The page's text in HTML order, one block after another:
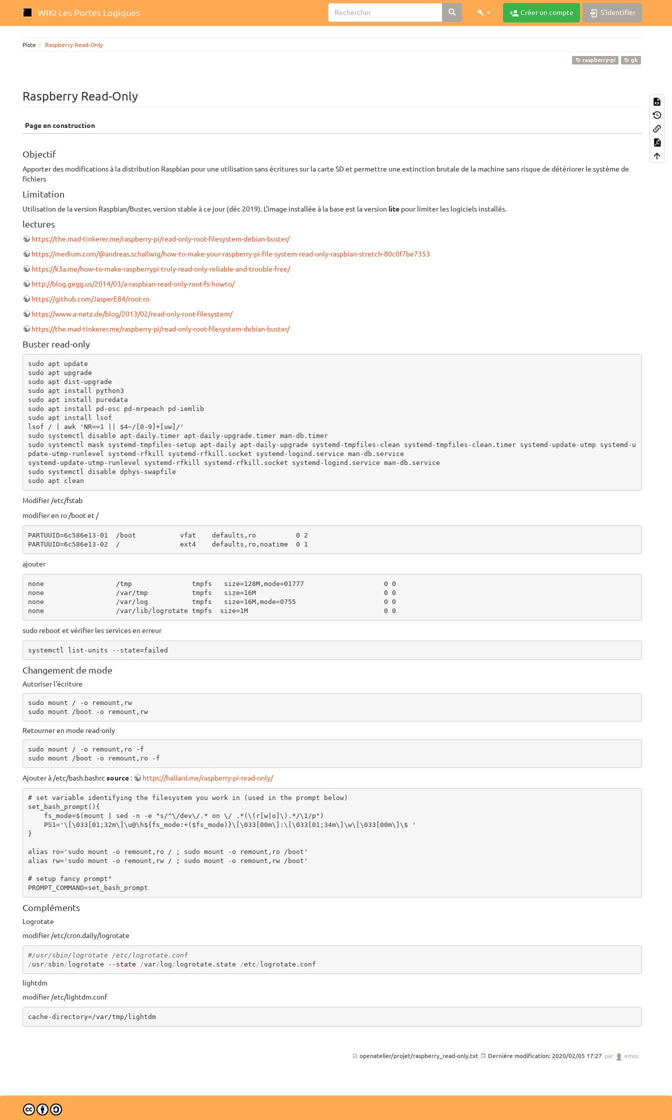
WIKI Les Portes Logiques Créer un compte S'identifier
Piste Raspberry Read-Only
raspberry-pi gk
Raspberry Read-Only
Page en construction
Objectif
Apporter des modifications à la distribution Raspbian pour une utilisation sans écritures sur la carte SD et permettre une extinction brutale de la machine sans risque de détériorer le système de
fichiers
Limitation
Utilisation de la version Raspbian/Buster, version stable à ce jour (déc 2019). L'image installée à la base est la version lite pour limiter les logiciels installés.
lectures
https://the.mad-tinkerer.me/raspberry-pi/read-only-root-filesystem-debian-buster/
https://medium.com/@andreas.schallwig/how-to-make-your-raspberry-pi-file-system-read-only-raspbian-stretch-80c0f7be7353
https://k3a.me/how-to-make-raspberrypi-truly-read-only-reliable-and-trouble-free/
http://blog.gegg.us/2014/03/a-raspbian-read-only-root-fs-howto/
https://github.com/JasperE84/root-ro
https://www.a-netz.de/blog/2013/02/read-only-root-filesystem/
https://the.mad-tinkerer.me/raspberry-pi/read-only-root-filesystem-debian-buster/
Buster read-only
sudo apt update
sudo apt upgrade
sudo apt dist-upgrade
sudo apt install python3
sudo apt install puredata
sudo apt install pd-osc pd-mrpeach pd-iemlib
sudo apt install lsof
lsof / | awk 'NR==1 || $4~/[0-9]+[uw]/'
sudo systemctl disable apt-daily.timer apt-daily-upgrade.timer man-db.timer
sudo systemctl mask systemd-tmpfiles-setup apt-daily apt-daily-upgrade systemd-tmpfiles-clean systemd-tmpfiles-clean.timer systemd-update-utmp systemd-u
pdate-utmp-runlevel systemd-rfkill systemd-rfkill.socket systemd-logind.service man-db.service
systemd-update-utmp-runlevel systemd-rfkill systemd-rfkill.socket systemd-logind.service man-db.service
sudo systemctl disable dphys-swapfile
sudo apt clean
Modifier /etc/fstab
modifier en ro /boot et /
PARTUUID=6c586e13-01  /boot           vfat    defaults,ro          0 2
PARTUUID=6c586e13-02  /               ext4    defaults,ro,noatime  0 1
ajouter
none                  /tmp               tmpfs   size=128M,mode=01777                    0 0
none                  /var/tmp           tmpfs   size=16M                                0 0
none                  /var/log           tmpfs   size=16M,mode=0755                      0 0
none                  /var/lib/logrotate tmpfs  size=1M                                  0 0
sudo reboot et vérifier les services en erreur
systemctl list-units --state=failed
Changement de mode
Autoriser l'écriture
sudo mount / -o remount,rw
sudo mount /boot -o remount,rw
Retourner en mode read-only
sudo mount / -o remount,ro -f
sudo mount /boot -o remount,ro -f
Ajouter à /etc/bash.bashrc source : https://hallard.me/raspberry-pi-read-only/
# set variable identifying the filesystem you work in (used in the prompt below)
set_bash_prompt(){
}
alias ro='sudo mount -o remount,ro / ; sudo mount -o remount,ro /boot'
alias rw='sudo mount -o remount,rw / ; sudo mount -o remount,rw /boot'
# setup fancy prompt"
PROMPT_COMMAND=set_bash_prompt
Compléments
Logrotate
modifier /etc/cron.daily/logrotate
#/usr/sbin/logrotate /etc/logrotate.conf
/usr/sbin /logrotate --state /var/log /logrotate.state /etc /logrotate.conf
lightdm
modifier /etc/lightdm.conf
cache-directory=/var/tmp/lightdm
openatelier/projet/raspberry_read-only.txt Dernière modification: 2020/02/05 17:27 par emoc